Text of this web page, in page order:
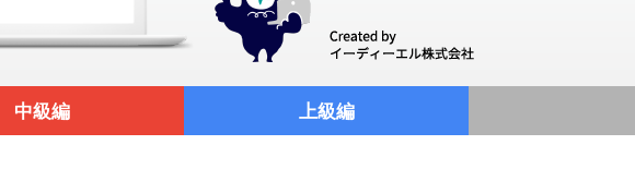
中級編 上級編